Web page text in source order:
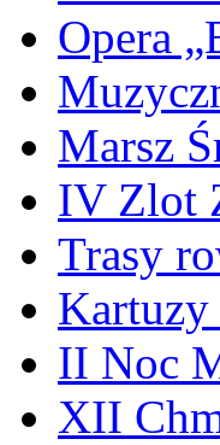
Opera
Marsz
IV Zlot
Trasy
Kartuzy
II Noc
XII